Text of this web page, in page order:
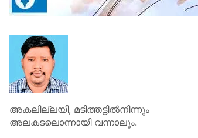
അകലില്ലയീ, മടിത്തട്ടിൽനിന്നും
അലകടലൊന്നായി വന്നാലും.